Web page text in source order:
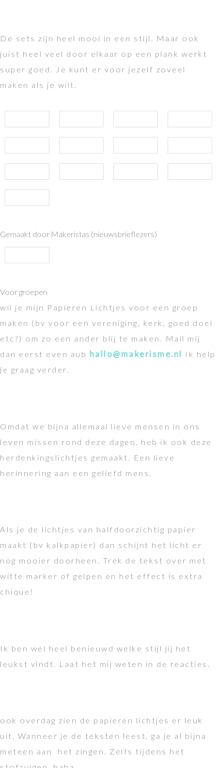
De sets zijn heel mooi in een stijl. Maar ook
juist heel veel door elkaar op een plank werkt
super goed. Je kunt er voor jezelf zoveel
maken als je wilt.
Gemaakt door Makeristas (nieuwsbrieflezers)
Voor groepen
wil je mijn Papieren Lichtjes voor een groep
maken (bv voor een vereniging, kerk, goed doel
etc?) om zo een ander blij te maken. Mail mij
dan eerst even aub
hallo@makerisme.nl
Ik help
je graag verder.
Omdat we bijna allemaal lieve mensen in ons
leven missen rond deze dagen, heb ik ook deze
herdenkingslichtjes gemaakt. Een lieve
herinnering aan een geliefd mens.
Als je de lichtjes van halfdoorzichtig papier
maakt (bv kalkpapier) dan schijnt het licht er
nog mooier doorheen. Trek de tekst over met
witte marker of gelpen en het effect is extra
chique!
Ik ben wel heel benieuwd welke stijl jij het
leukst vindt. Laat het mij weten in de reacties.
ook overdag zien de papieren lichtjes er leuk
uit. Wanneer je de teksten leest, ga je al bijna
meteen aan het zingen. Zelfs tijdens het